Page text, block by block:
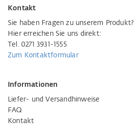
Kontakt
Sie haben Fragen zu unserem Produkt?
Hier erreichen Sie uns direkt:
Tel. 0271 3931-1555
Zum Kontaktformular
Informationen
Liefer- und Versandhinweise
FAQ
Kontakt